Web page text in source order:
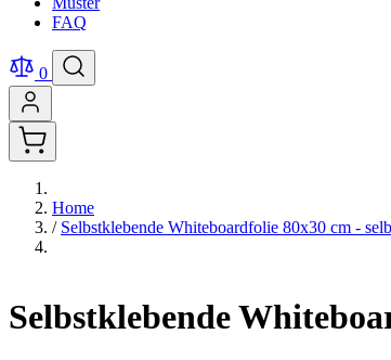
FAQ
0
Home
/ Selbstklebende Whiteboardfolie 80x30 cm -
Selbstklebende